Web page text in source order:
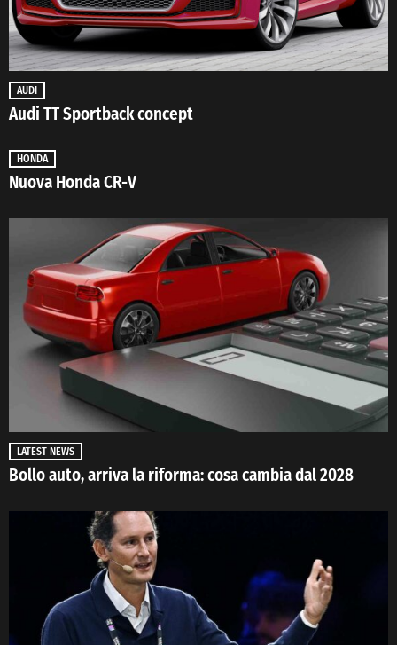
AUDI
Audi TT Sportback concept
HONDA
Nuova Honda CR-V
LATEST NEWS
Bollo auto, arriva la riforma: cosa cambia dal 2028